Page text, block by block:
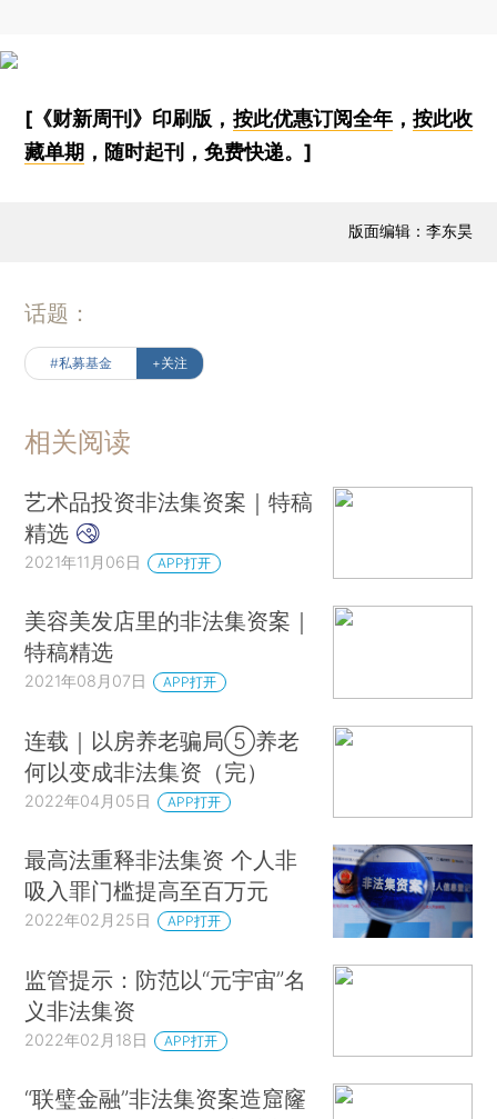
[《财新周刊》印刷版， 按此优惠订阅全年， 按此收
藏单期 ，随时起刊，免费快递。]
版面编辑：李东昊
话题：
#私募基金 +关注
相关阅读
艺术品投资非法集资案｜特稿
精选
2021年11月06日 APP打开
美容美发店里的非法集资案｜
特稿精选
2021年08月07日 APP打开
连载｜以房养老骗局⑤养老
何以变成非法集资（完）
2022年04月05日 APP打开
最高法重释非法集资 个人非
吸入罪门槛提高至百万元
2022年02月25日 APP打开
监管提示：防范以“元宇宙”名
义非法集资
2022年02月18日 APP打开
“联璧金融”非法集资案造窟窿